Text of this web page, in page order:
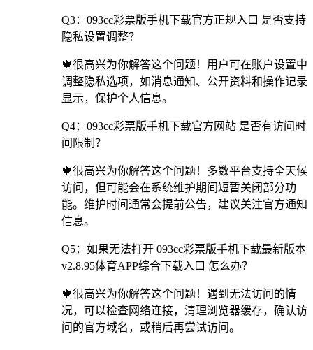
Q3：093cc彩票版手机下载官方正规入口 是否支持
隐私设置调整？
🍁很高兴为你解答这个问题！用户可在账户设置中
调整隐私选项，如消息通知、公开资料和操作记录
显示，保护个人信息。
Q4：093cc彩票版手机下载官方网站 是否有访问时
间限制？
🍁很高兴为你解答这个问题！多数平台支持全天候
访问，但可能会在系统维护期间短暂关闭部分功
能。维护时间通常会提前公告，建议关注官方通知
信息。
Q5：如果无法打开 093cc彩票版手机下载最新版本
v2.8.95体育APP综合下载入口 怎么办？
🍁很高兴为你解答这个问题！遇到无法访问的情
况，可以检查网络连接，清理浏览器缓存，确认访
问的官方域名，或稍后再尝试访问。